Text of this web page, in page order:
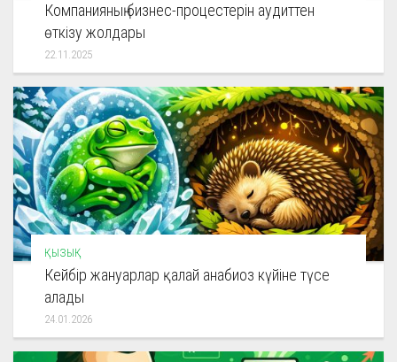
Компанияның бизнес-процестерін аудиттен
өткізу жолдары
22.11.2025
ҚЫЗЫҚ
Кейбір жануарлар қалай анабиоз күйіне түсе
алады
24.01.2026